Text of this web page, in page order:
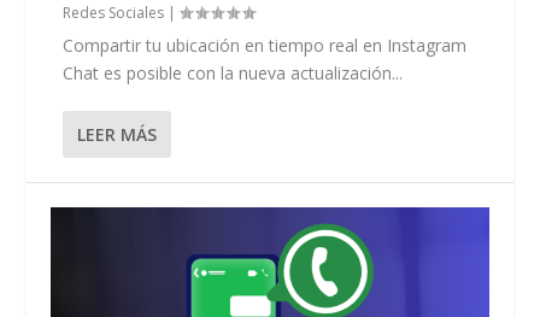
Redes Sociales |
Compartir tu ubicación en tiempo real en Instagram
Chat es posible con la nueva actualización...
LEER MÁS